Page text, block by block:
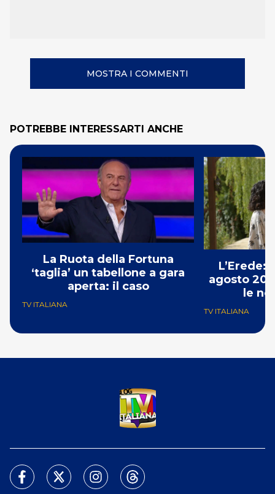
MOSTRA I COMMENTI
POTREBBE INTERESSARTI ANCHE
La Ruota della Fortuna
‘taglia’ un tabellone a gara
aperta: il caso
TV ITALIANA
L’Erede:
agosto
le
TV ITALIANA